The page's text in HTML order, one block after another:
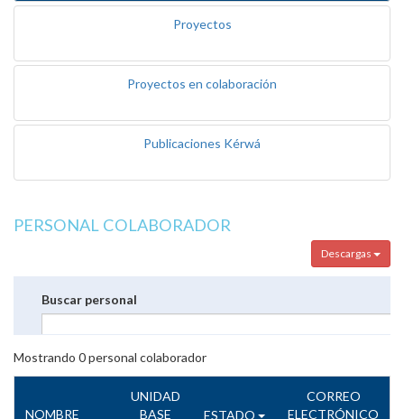
Proyectos
Proyectos en colaboración
Publicaciones Kérwá
PERSONAL COLABORADOR
Descargas
Buscar personal
Mostrando 0personal colaborador
NOMBRE
UNIDAD
BASE
ESTADO
CORREO
ELECTRÓNICO